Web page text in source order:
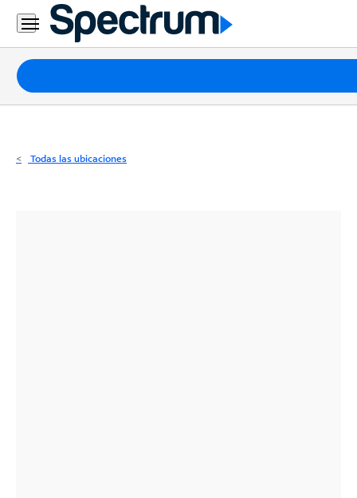
Residencial
Business
Paquetes
Internet
Todas las ubicaciones